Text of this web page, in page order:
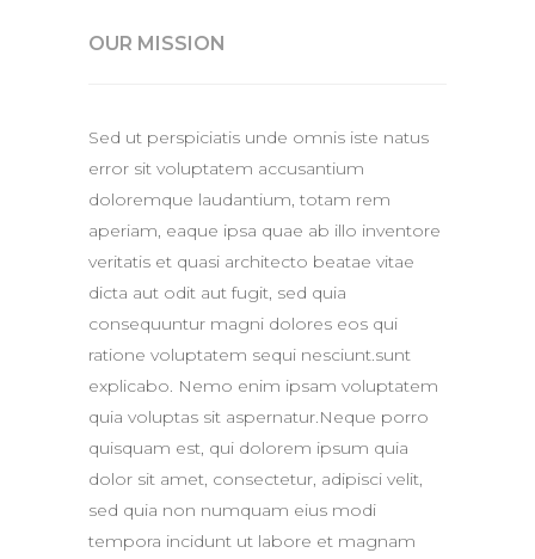
OUR MISSION
Sed ut perspiciatis unde omnis iste natus
error sit voluptatem accusantium
doloremque laudantium, totam rem
aperiam, eaque ipsa quae ab illo inventore
veritatis et quasi architecto beatae vitae
dicta aut odit aut fugit, sed quia
consequuntur magni dolores eos qui
ratione voluptatem sequi nesciunt.sunt
explicabo. Nemo enim ipsam voluptatem
quia voluptas sit aspernatur.Neque porro
quisquam est, qui dolorem ipsum quia
dolor sit amet, consectetur, adipisci velit,
sed quia non numquam eius modi
tempora incidunt ut labore et magnam